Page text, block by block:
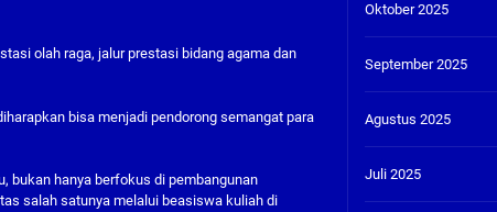
olah raga, jalur prestasi bidang agama dan
bisa menjadi pendorong semangat para
bukan hanya berfokus di pembangunan
salah satunya melalui beasiswa kuliah di
Oktober 2025
September 2025
Agustus 2025
Juli 2025